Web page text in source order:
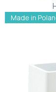
Made in